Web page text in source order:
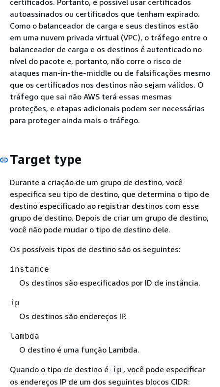
autoassinados ou certificados que tenham expirado.
Como o balanceador de carga e seus destinos estão
em uma nuvem privada virtual (VPC), o tráfego entre o
balanceador de carga e os destinos é autenticado no
nível do pacote e, portanto, não corre o risco de
ataques man-in-the-middle ou de falsificações mesmo
que os certificados nos destinos não sejam válidos. O
tráfego que sai não AWS terá essas mesmas
proteções, e etapas adicionais podem ser necessárias
para proteger ainda mais o tráfego.
Target type
Durante a criação de um grupo de destino, você
especifica seu tipo de destino, que determina o tipo de
destino especificado ao registrar destinos com esse
grupo de destino. Depois de criar um grupo de destino,
você não pode mudar o tipo de destino dele.
Os possíveis tipos de destino são os seguintes:
instance
Os destinos são especificados por ID de instância.
ip
Os destinos são endereços IP.
lambda
O destino é uma função Lambda.
Quando o tipo de destino é ip , você pode especificar
os endereços IP de um dos seguintes blocos CIDR: